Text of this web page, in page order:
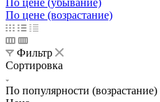
По цене (возрастание)
Фильтр
Сортировка
По популярности (возрастание)